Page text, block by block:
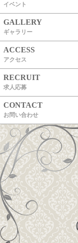
イベント
GALLERY
ギャラリー
ACCESS
アクセス
RECRUIT
求人応募
CONTACT
お問い合わせ